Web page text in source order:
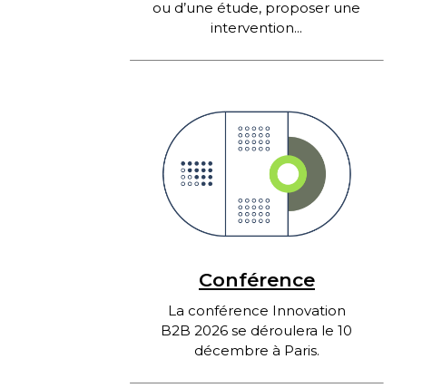
ou d’une étude, proposer une
intervention...
Conférence
La conférence Innovation
B2B 2026 se déroulera le 10
décembre à Paris.